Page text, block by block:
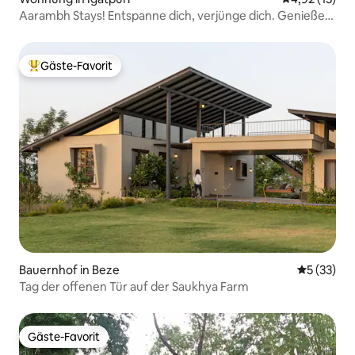
Aarambh Stays! Entspanne dich, verjünge dich. Genieße
Beliebter Gäste-Favorit.
Gäste-Favorit
Bauernhof in Beze
5 (33)
Tag der offenen Tür auf der Saukhya Farm
Gäste-Favorit
Gäste-Favorit